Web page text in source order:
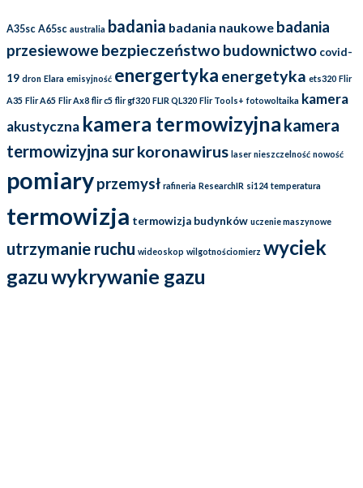
A35sc A65sc australia badania badania naukowe badania
przesiewowe bezpieczeństwo budownictwo covid-
19 dron Elara emisyjność energertyka energetyka ets320 Flir
A35 Flir A65 Flir Ax8 flir c5 flir gf320 FLIR QL320 Flir Tools+ fotowoltaika kamera
akustyczna kamera termowizyjna kamera
termowizyjna surkoronawirus laser nieszczelność nowość
pomiaryprzemysł rafineria ResearchIR si124 temperatura
termowizja termowizja budynków uczenie maszynowe
utrzymanie ruchu wideoskop wilgotnościomierz wyciek
gazuwykrywanie gazu